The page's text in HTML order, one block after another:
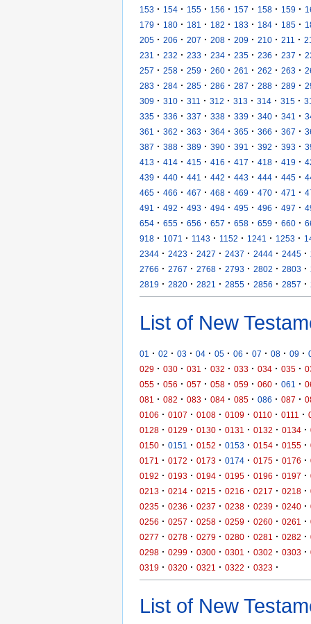
153 · 154 · 155 · 156 · 157 · 158 · 159 ·
179 · 180 · 181 · 182 · 183 · 184 · 185 ·
205 · 206 · 207 · 208 · 209 · 210 · 211 ·
231
· 232 · 233 · 234 · 235 · 236 · 237 ·
257 · 258 · 259 · 260 · 261 · 262 · 263 ·
283 · 284 · 285 · 286 · 287 · 288 · 289 ·
309 · 310 · 311 · 312 · 313 · 314 · 315 ·
335 · 336 · 337 · 338 · 339 · 340 · 341 ·
361
· 362 · 363 · 364 · 365 · 366 · 367 ·
387 · 388 · 389 · 390 · 391 · 392 · 393 ·
413 · 414 · 415 · 416 · 417 · 418 · 419 ·
439 · 440 · 441 · 442 · 443 · 444 · 445 ·
465 · 466 · 467 · 468 · 469 · 470 · 471 ·
491
· 492 · 493 · 494 · 495 · 496 · 497 ·
654 · 655 · 656 · 657 · 658 · 659 · 660 ·
918 · 1071 · 1143 · 1152 · 1241 · 1253 ·
2344 · 2423 · 2427 · 2437 · 2444 · 2445 ·
2766 · 2767 · 2768 · 2793 · 2802 · 2803 ·
2819 · 2820 · 2821 · 2855 · 2856 · 2857 ·
List of New
01 · 02 · 03 · 04 · 05 · 06 · 07 · 08 · 09 ·
029 · 030 · 031 · 032 · 033 · 034 · 035 ·
055 · 056 · 057 · 058 · 059 · 060 · 061 ·
081
· 082 · 083 · 084 · 085 · 086 · 087 ·
0106 · 0107 · 0108 · 0109 · 0110 · 0111 ·
0128 · 0129 · 0130 · 0131 · 0132 · 0134 ·
0150 · 0151 · 0152 · 0153 · 0154 · 0155 ·
0171
· 0172 · 0173 · 0174 · 0175 · 0176 ·
0192 · 0193 · 0194 · 0195 · 0196 · 0197 ·
0213 · 0214 · 0215 · 0216 · 0217 · 0218 ·
0235 · 0236 · 0237 · 0238 · 0239 · 0240 ·
0256 · 0257 · 0258 · 0259 · 0260 · 0261 ·
0277 · 0278 · 0279 · 0280 · 0281 · 0282 ·
0298 · 0299 · 0300 · 0301 · 0302 · 0303 ·
0319 · 0320 · 0321 · 0322 · 0323 ·
List of New